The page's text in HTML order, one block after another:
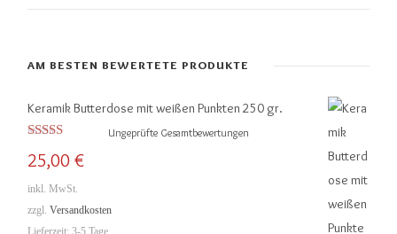
AM BESTEN BEWERTETE PRODUKTE
Keramik Butterdose mit weißen Punkten 250 gr.
5.00von 5
Ungeprüfte Gesamtbewertungen
25,00 €
inkl. MwSt.
zzgl. Versandkosten
Lieferzeit: 3-5 Tage